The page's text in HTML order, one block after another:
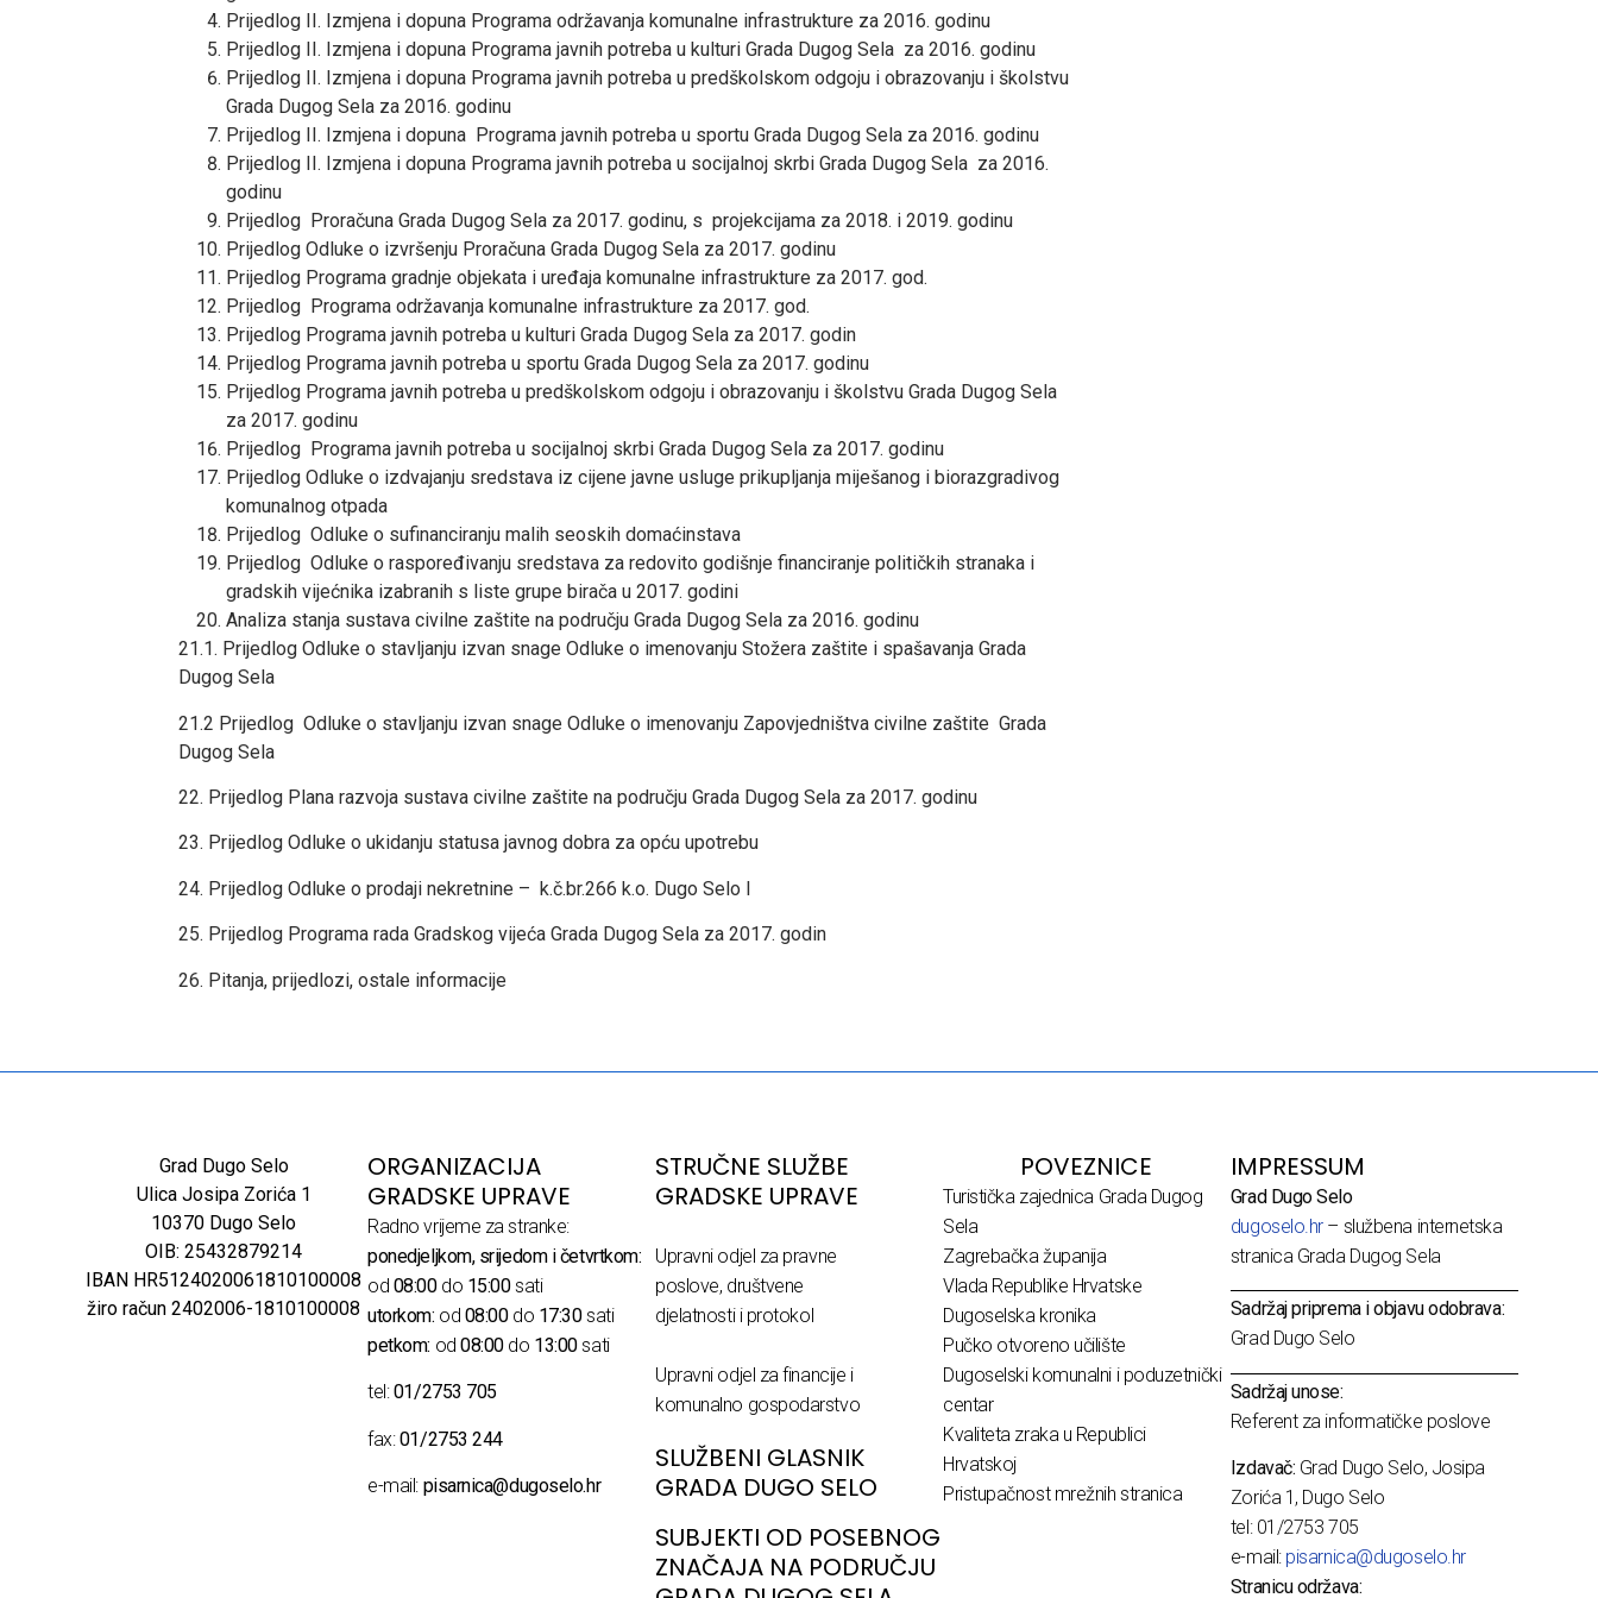
Prijedlog II. Izmjena i dopuna Programa održavanja komunalne infrastrukture za 2016. godinu
Prijedlog II. Izmjena i dopuna Programa javnih potreba u kulturi Grada Dugog Sela za 2016. godinu
Prijedlog II. Izmjena i dopuna Programa javnih potreba u predškolskom odgoju i obrazovanju i školstvu
Grada Dugog Sela za 2016. godinu
Prijedlog II. Izmjena i dopuna Programa javnih potreba u sportu Grada Dugog Sela za 2016. godinu
Prijedlog II. Izmjena i dopuna Programa javnih potreba u socijalnoj skrbi Grada Dugog Sela za 2016.
godinu
Prijedlog Proračuna Grada Dugog Sela za 2017. godinu, s projekcijama za 2018. i 2019. godinu
Prijedlog Odluke o izvršenju Proračuna Grada Dugog Sela za 2017. godinu
Prijedlog Programa gradnje objekata i uređaja komunalne infrastrukture za 2017. god.
Prijedlog Programa održavanja komunalne infrastrukture za 2017. god.
Prijedlog Programa javnih potreba u kulturi Grada Dugog Sela za 2017. godin
Prijedlog Programa javnih potreba u sportu Grada Dugog Sela za 2017. godinu
Prijedlog Programa javnih potreba u predškolskom odgoju i obrazovanju i školstvu Grada Dugog Sela
za 2017. godinu
Prijedlog Programa javnih potreba u socijalnoj skrbi Grada Dugog Sela za 2017. godinu
Prijedlog Odluke o izdvajanju sredstava iz cijene javne usluge prikupljanja miješanog i biorazgradivog
komunalnog otpada
Prijedlog Odluke o sufinanciranju malih seoskih domaćinstava
Prijedlog Odluke o raspoređivanju sredstava za redovito godišnje financiranje političkih stranaka i
gradskih vijećnika izabranih s liste grupe birača u 2017. godini
Analiza stanja sustava civilne zaštite na području Grada Dugog Sela za 2016. godinu
21.1. Prijedlog Odluke o stavljanju izvan snage Odluke o imenovanju Stožera zaštite i spašavanja Grada
Dugog Sela
21.2 Prijedlog Odluke o stavljanju izvan snage Odluke o imenovanju Zapovjedništva civilne zaštite Grada
Dugog Sela
22. Prijedlog Plana razvoja sustava civilne zaštite na području Grada Dugog Sela za 2017. godinu
23. Prijedlog Odluke o ukidanju statusa javnog dobra za opću upotrebu
24. Prijedlog Odluke o prodaji nekretnine – k.č.br.266 k.o. Dugo Selo I
25. Prijedlog Programa rada Gradskog vijeća Grada Dugog Sela za 2017. godin
26. Pitanja, prijedlozi, ostale informacije
Grad Dugo Selo
Ulica Josipa Zorića 1
10370 Dugo Selo
OIB: 25432879214
IBAN HR5124020061810100008
žiro račun 2402006-1810100008
ORGANIZACIJA
GRADSKE UPRAVE
Radno vrijeme za stranke:
ponedjeljkom, srijedom i četvrtkom:
od 08:00do 15:00sati
utorkom: od 08:00do 17:30sati
petkom: od08:00do 13:00sati
tel:01/2753 705
fax:01/2753 244
e-mail: pisarnica@dugoselo.hr
STRUČNE SLUŽBE
GRADSKE UPRAVE
Upravni odjel za pravne
poslove, društvene
djelatnosti i protokol
Upravni odjel za financije i
komunalno gospodarstvo
SLUŽBENI GLASNIK
GRADA DUGO SELO
SUBJEKTI OD POSEBNOG
ZNAČAJA NA PODRUČJU
POVEZNICE
Turistička zajednica Grada Dugog
Sela
Zagrebačka županija
Vlada Republike Hrvatske
Dugoselska kronika
Pučko otvoreno učilište
Dugoselski komunalni i poduzetnički
centar
Kvaliteta zraka u Republici
Hrvatskoj
Pristupačnost mrežnih stranica
IMPRESSUM
Grad Dugo Selo
dugoselo.hr– službena internetska
stranica Grada Dugog Sela
Sadržaj priprema i objavu odobrava:
Grad Dugo Selo
Sadržaj unose:
Referent za informatičke poslove
Izdavač: Grad Dugo Selo, Josipa
Zorića 1, Dugo Selo
tel: 01/2753 705
e-mail: pisarnica@dugoselo.hr
Stranicu održava: